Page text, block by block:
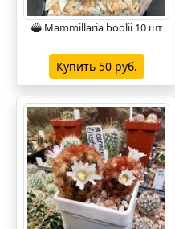
Mammillaria boolii 10 шт
Купить 50 руб.